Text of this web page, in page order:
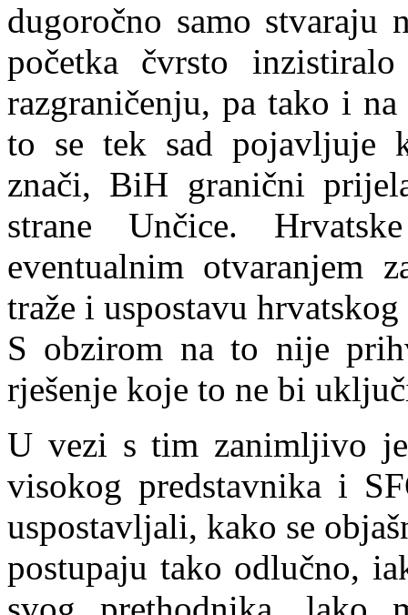
dugoročno samo stvaraju
početka čvrsto
razgraničenju, pa tako i
to se tek sad pojavljuje
znači, BiH granični
strane Unčice.
eventualnim otvaranjem
traže i uspostavu
S obzirom na to nije
rješenje koje to ne bi
U vezi s tim zanimljivo
visokog predstavnika i
uspostavljali, kako se
postupaju tako odlučno,